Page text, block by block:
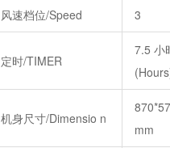
风速档位/Speed 3
定时/TIMER
7.5 小
机身尺寸/Dimensio n
mm